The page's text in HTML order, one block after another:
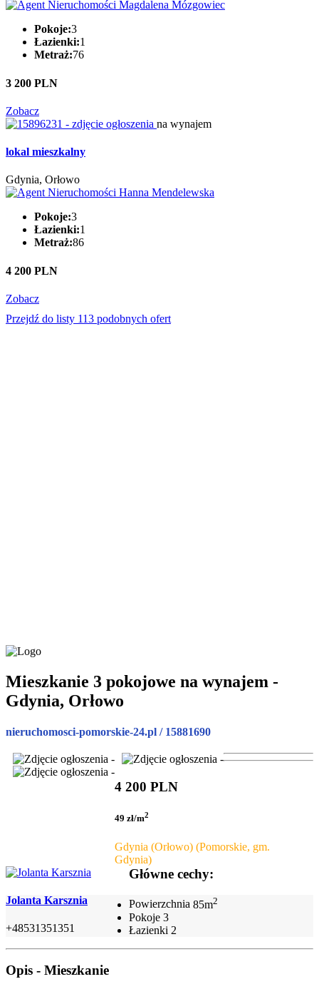
Pokoje:3
Łazienki:1
Metraż:76
3 200 PLN
Zobacz
na wynajem
lokal mieszkalny
Gdynia, Orłowo
Pokoje:3
Łazienki:1
Metraż:86
4 200 PLN
Zobacz
Przejdź do listy 113 podobnych ofert
Mieszkanie 3 pokojowe na wynajem -
Gdynia, Orłowo
nieruchomosci-pomorskie-24.pl / 15881690
4 200 PLN
49 zł/m2
Gdynia (Orłowo) (Pomorskie, gm.
Gdynia)
Jolanta Karsznia
+48531351351
Główne cechy:
Powierzchnia 85m2
Pokoje 3
Łazienki 2
Opis - Mieszkanie